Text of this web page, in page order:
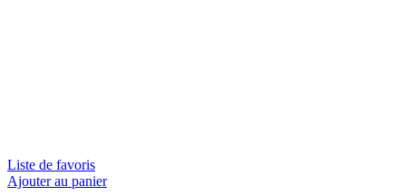
Liste de favoris
Ajouter au panier